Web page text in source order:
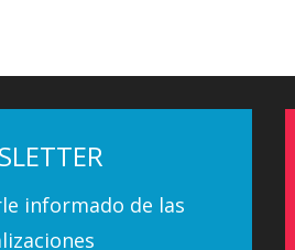
informado de las